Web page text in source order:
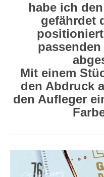
habe ich
gefährdet
Mit einem
den Abdruck
den Aufleger